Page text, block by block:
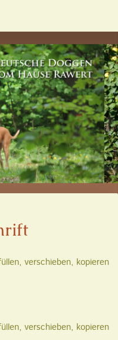
verschieben, kopieren
verschieben, kopieren